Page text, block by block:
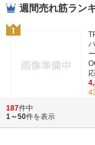
週間売れ筋ラン
187件中
1～50件を表示